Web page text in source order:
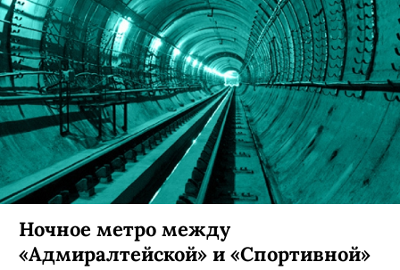
Ночное метро между
«Адмиралтейской» и «Спортивной»